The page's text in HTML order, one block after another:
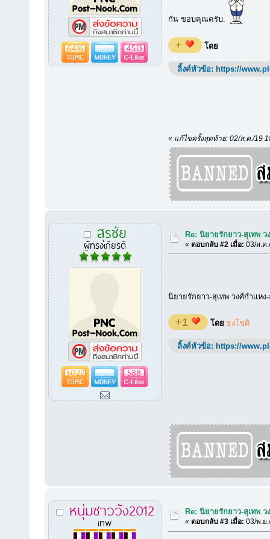
6416 4513
กัน ขอบคุณครับ.
+ โดย
ลิ้งค์หัวข้อ: https://
« แก้ไขครั้งสุดท้าย: 02/ส.ค./19
สุรชัย
ผู้ทรงเกียรติ
5022 588
Re: นิยายรักยาว-สุเทพ
«ตอบกลับ #2 เมื่อ: 03/ส.ค
นิยายรักยาว-สุเทพ วงศ์กำแหง
+1 โดย ธงโชติ
ลิ้งค์หัวข้อ: https://
หนุ่มชาววัง2012
เทพ
Re: นิยายรักยาว-สุเทพ
«ตอบกลับ #3 เมื่อ: 03/พ.ย